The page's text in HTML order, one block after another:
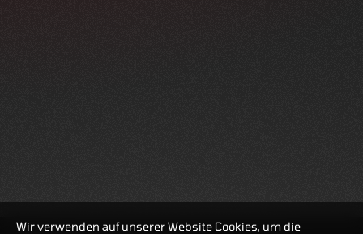
Wir verwenden auf unserer Website Cookies, um die